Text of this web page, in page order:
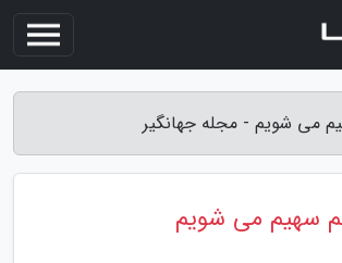
می شویم - مجله جهانگیر
سهیم می شویم